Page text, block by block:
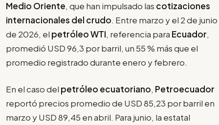
Medio Oriente, que han impulsado las cotizaciones
internacionales del crudo. Entre marzo y el 2 de junio
de 2026, el petróleo WTI, referencia para Ecuador,
promedió USD 96,3 por barril, un 55 % más que el
promedio registrado durante enero y febrero.
En el caso del petróleo ecuatoriano, Petroecuador
reportó precios promedio de USD 85,23 por barril en
marzo y USD 89,45 en abril. Para junio, la estatal